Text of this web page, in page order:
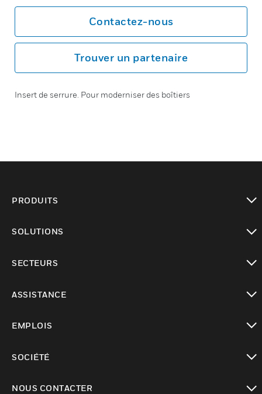
Contactez-nous
Trouver un partenaire
Insert de serrure. Pour moderniser des boîtiers
PRODUITS
SOLUTIONS
SECTEURS
ASSISTANCE
EMPLOIS
SOCIÉTÉ
NOUS CONTACTER